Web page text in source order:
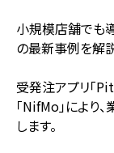
小規模店舗でも
の最新事例を解
受発注アプリ「
「NifMo」により
します。